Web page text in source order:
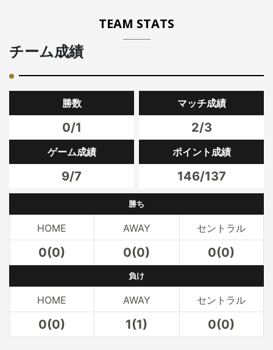
TEAM STATS
チーム成績
勝数
0/1
マッチ成績
2/3
ゲーム成績
9/7
ポイント成績
146/137
HOME
0(0)
勝ち
AWAY
0(0)
セントラル
0(0)
HOME
0(0)
負け
AWAY
1(1)
セントラル
0(0)